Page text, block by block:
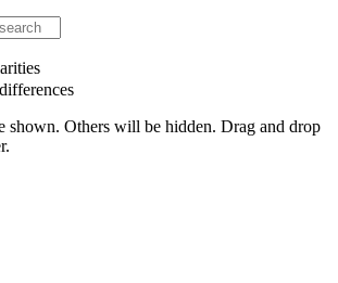
shown. Others will be hidden. Drag and drop